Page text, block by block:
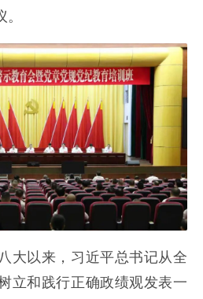
大以来，习近平总书记从全
立和践行正确政绩观发表一